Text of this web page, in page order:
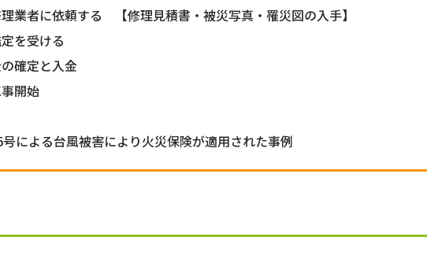
業者に依頼する 【修理見積書・被災写真・罹災図の入手】
を受ける
確定と入金
開始
号による台風被害により火災保険が適用された事例